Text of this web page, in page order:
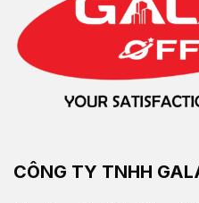
CÔNG TY TNHH